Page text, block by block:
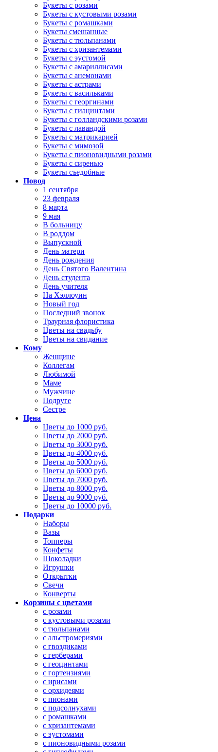
Букеты с розами
Букеты с кустовыми розами
Букеты с ромашками
Букеты смешанные
Букеты с тюльпанами
Букеты с хризантемами
Букеты с эустомой
Букеты с амариллисами
Букеты с анемонами
Букеты с астрами
Букеты с васильками
Букеты с георгинами
Букеты с гиацинтами
Букеты с голландскими розами
Букеты с лавандой
Букеты с матрикарией
Букеты с мимозой
Букеты с пионовидными розами
Букеты с сиренью
Букеты съедобные
Повод
1 сентября
23 февраля
8 марта
9 мая
В больницу
В роддом
Выпускной
День матери
День рождения
День Святого Валентина
День студента
День учителя
На Хэллоуин
Новый год
Последний звонок
Траурная флористика
Цветы на свадьбу
Цветы на свидание
Кому
Женщине
Коллегам
Любимой
Маме
Мужчине
Подруге
Сестре
Цена
Цветы до 1000 руб.
Цветы до 2000 руб.
Цветы до 3000 руб.
Цветы до 4000 руб.
Цветы до 5000 руб.
Цветы до 6000 руб.
Цветы до 7000 руб.
Цветы до 8000 руб.
Цветы до 9000 руб.
Цветы до 10000 руб.
Подарки
Наборы
Вазы
Топперы
Конфеты
Шоколадки
Игрушки
Открытки
Свечи
Конверты
Корзины с цветами
с розами
с кустовыми розами
с тюльпанами
с альстромериями
с гвоздиками
с герберами
с геоцинтами
с гортензиями
с ирисами
с орхидеями
с пионами
с подсолнухами
с ромашками
с хризантемами
с эустомами
с пионовидными розами